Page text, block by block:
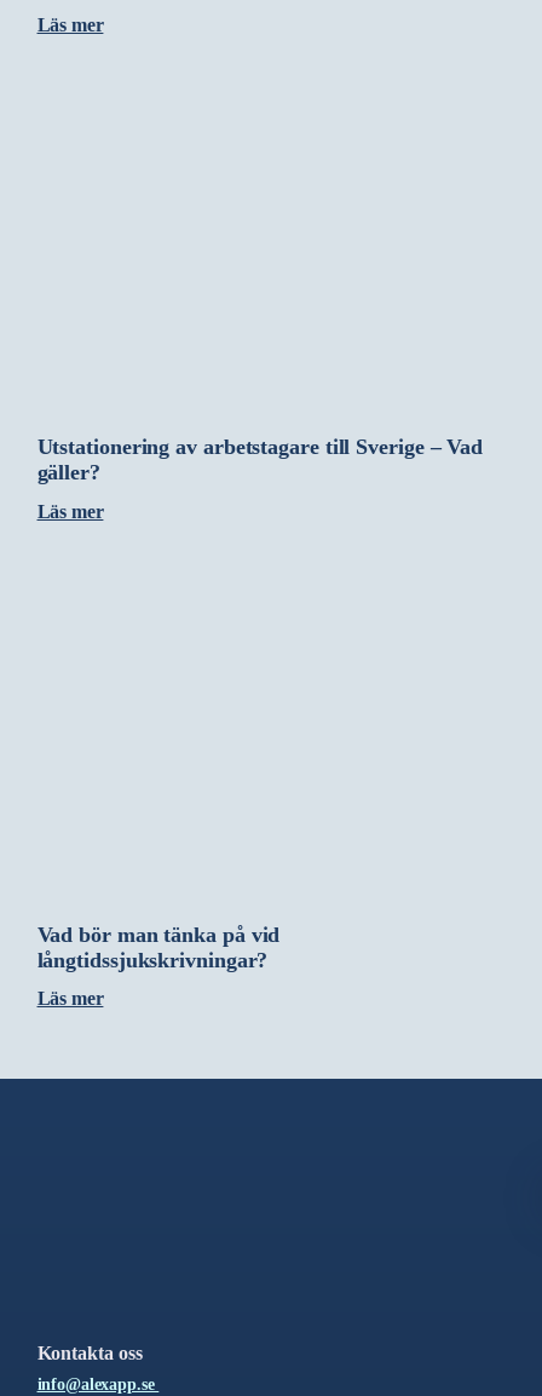
Läs mer
Utstationering av arbetstagare till Sverige – Vad
gäller?
Läs mer
Vad bör man tänka på vid
långtidssjukskrivningar?
Läs mer
Kontakta oss
info@alexapp.se